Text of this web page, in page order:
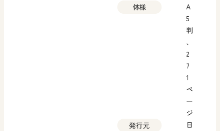
体様
A
5
判
、
2
7
1
ペ
ー
ジ
発行元
日